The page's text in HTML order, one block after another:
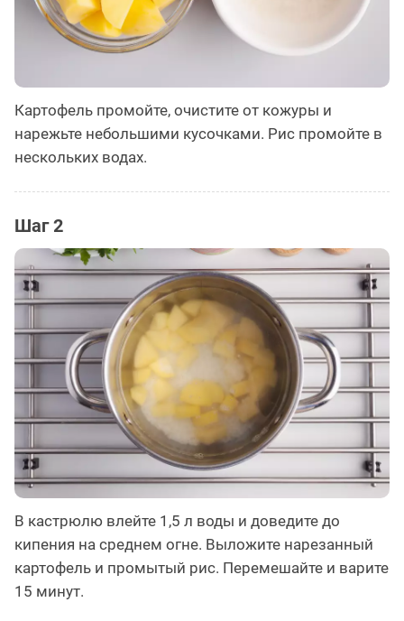
Картофель промойте, очистите от кожуры и
нарежьте небольшими кусочками. Рис промойте в
нескольких водах.
Шаг 2
В кастрюлю влейте 1,5 л воды и доведите до
кипения на среднем огне. Выложите нарезанный
картофель и промытый рис. Перемешайте и варите
15 минут.